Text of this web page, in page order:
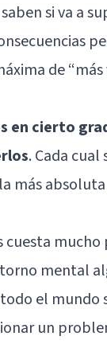
si va a
de
en cierto
. Cada
más
cuesta
mental
el mundo
un